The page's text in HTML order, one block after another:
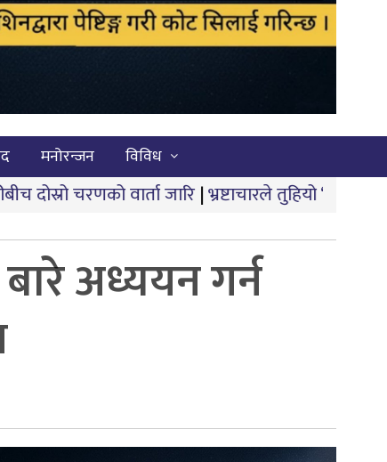
मनोरन्जन विविध
जारि|भ्रष्टाचारले तुहियो ‘मुख्यमन्त्री बेटी पढाऊँ,
अध्ययन गर्न